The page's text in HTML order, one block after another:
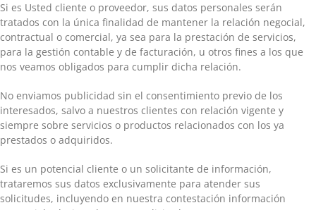
Si es Usted cliente o proveedor, sus datos personales serán
tratados con la única finalidad de mantener la relación negocial,
contractual o comercial, ya sea para la prestación de servicios,
para la gestión contable y de facturación, u otros fines a los que
nos veamos obligados para cumplir dicha relación.
No enviamos publicidad sin el consentimiento previo de los
interesados, salvo a nuestros clientes con relación vigente y
siempre sobre servicios o productos relacionados con los ya
prestados o adquiridos.
Si es un potencial cliente o un solicitante de información,
trataremos sus datos exclusivamente para atender sus
solicitudes, incluyendo en nuestra contestación información